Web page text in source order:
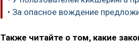
• За опасное вождение
Также читайте о том, какие